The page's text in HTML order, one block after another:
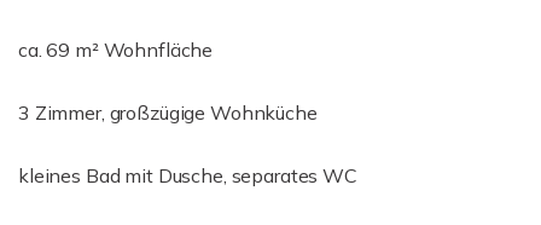
ca. 69 m² Wohnfläche
3 Zimmer, großzügige Wohnküche
kleines Bad mit Dusche, separates WC